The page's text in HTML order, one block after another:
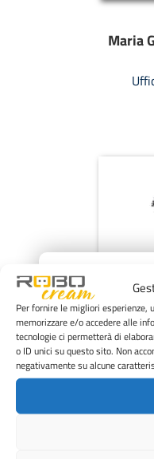
Per fornire le migliori esperienze,
memorizzare e/o accedere alle
tecnologie ci permetterà di
o ID unici su questo sito. Non
negativamente su alcune
Maria